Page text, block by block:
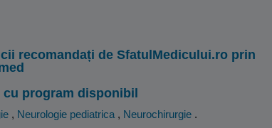
recomandați de SfatulMedicului.ro prin
program disponibil
, Neurologie pediatrica , Neurochirurgie .